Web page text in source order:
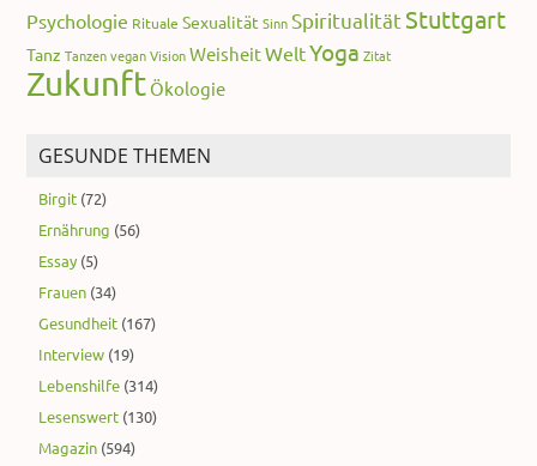
Psychologie Rituale Sexualität Sinn SpiritualitätStuttgart
Tanz Tanzen vegan Vision WeisheitWeltYoga Zitat
Zukunft Ökologie
GESUNDE THEMEN
Birgit (72)
Ernährung (56)
Essay (5)
Frauen (34)
Gesundheit (167)
Interview (19)
Lebenshilfe (314)
Lesenswert (130)
Magazin (594)